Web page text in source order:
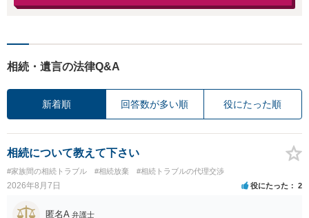
相続・遺言の法律Q&A
新着順 回答数が多い順 役にたった順
相続について教えて下さい
#家族間の相続トラブル #相続放棄 #相続トラブルの代理交渉
2026年8月7日 役にたった 2
匿名A 弁護士